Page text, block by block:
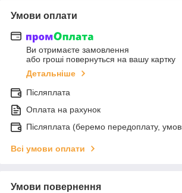
Умови оплати
Ви отримаєте замовлення
або гроші повернуться на вашу картку
Детальніше
Післяплата
Оплата на рахунок
Післяплата (беремо передоплату,
Всі умови оплати
Умови повернення